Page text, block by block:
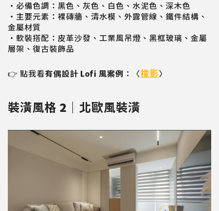
・必備色調：黑色、灰色、白色、水泥色、深木色
・主要元素：裸磚牆、清水模、外露管線、鐵件結構、
金屬材質
・軟裝搭配：皮革沙發、工業風吊燈、黑框玻璃、金屬
層架、復古裝飾品
👉 點我看有偶設計 Lofi 風案例 ：〈梭影〉
裝潢風格 2｜ 北歐風裝潢